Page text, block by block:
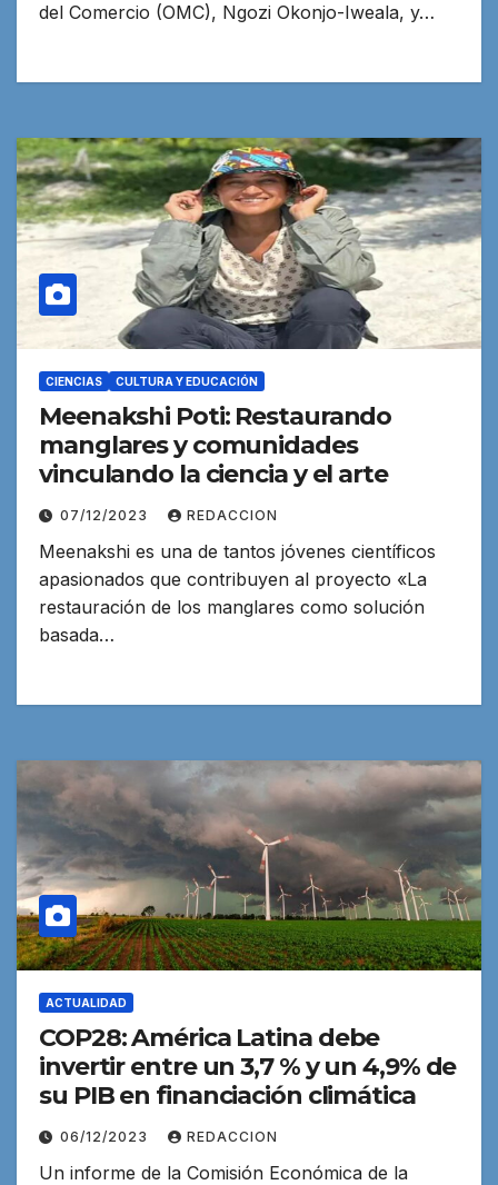
del Comercio (OMC), Ngozi Okonjo-Iweala, y…
CIENCIAS CULTURA Y EDUCACIÓN
Meenakshi Poti: Restaurando
manglares y comunidades
vinculando la ciencia y el arte
07/12/2023 REDACCION
Meenakshi es una de tantos jóvenes científicos
apasionados que contribuyen al proyecto «La
restauración de los manglares como solución
basada…
ACTUALIDAD
COP28: América Latina debe
invertir entre un 3,7 % y un 4,9% de
su PIB en financiación climática
06/12/2023 REDACCION
Un informe de la Comisión Económica de la